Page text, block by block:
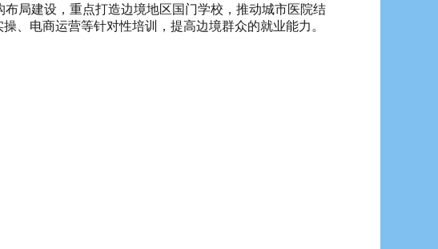
局建设，重点打造边境地区国门学校，推动城市医院结
、电商运营等针对性培训，提高边境群众的就业能力。